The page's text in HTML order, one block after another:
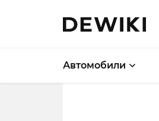
Автомобили